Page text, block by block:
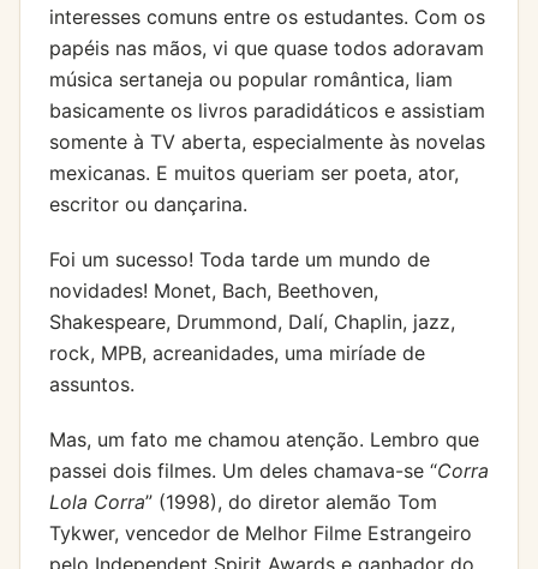
interesses comuns entre os estudantes. Com os
papéis nas mãos, vi que quase todos adoravam
música sertaneja ou popular romântica, liam
basicamente os livros paradidáticos e assistiam
somente à TV aberta, especialmente às novelas
mexicanas. E muitos queriam ser poeta, ator,
escritor ou dançarina.
Foi um sucesso! Toda tarde um mundo de
novidades! Monet, Bach, Beethoven,
Shakespeare, Drummond, Dalí, Chaplin, jazz,
rock, MPB, acreanidades, uma miríade de
assuntos.
Mas, um fato me chamou atenção. Lembro que
passei dois filmes. Um deles chamava-se “Corra
Lola Corra” (1998), do diretor alemão Tom
Tykwer, vencedor de Melhor Filme Estrangeiro
pelo Independent Spirit Awards e ganhador do